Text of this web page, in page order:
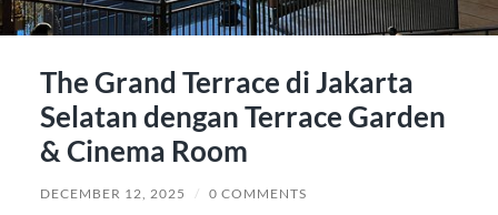
The Grand Terrace di Jakarta
Selatan dengan Terrace Garden
& Cinema Room
DECEMBER 12, 2025 / 0 COMMENTS